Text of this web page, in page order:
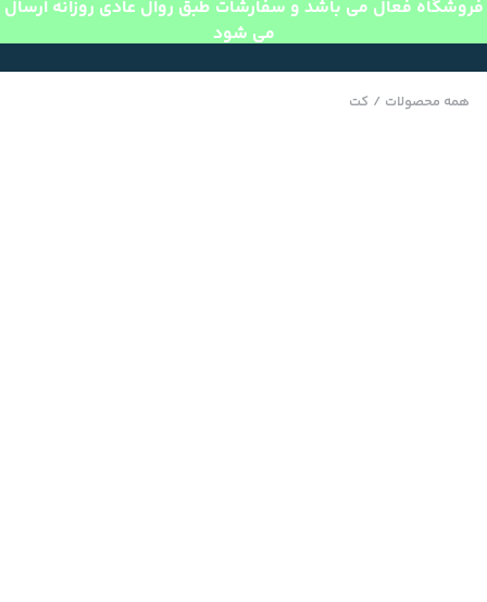
فروشگاه فعال می باشد و سفارشات طبق روال عادی روزانه ارسال
می شود
همه محصولات / کت